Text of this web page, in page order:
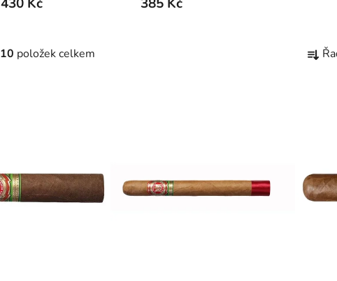
430 Kč 385 Kč
10 položek celkem
a
r
o
d